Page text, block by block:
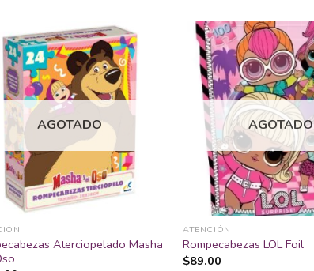
Añadir
a la
lista
AGOTADO
Aterciopelado Masha
AGOTADO
ATENCIÓN
Rompecabezas LOL Foil
$89.00